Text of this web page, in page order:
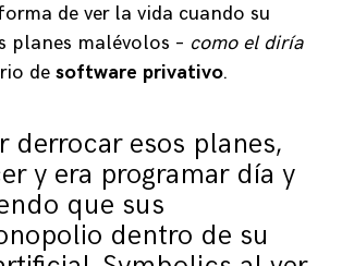
de ver la vida cuando su
planes malévolos – como el diría
de software privativo.
derrocar esos planes,
y era programar día y
que sus
dentro de su